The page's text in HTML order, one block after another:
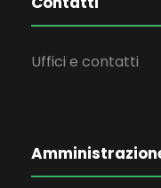
Uffici e contatti